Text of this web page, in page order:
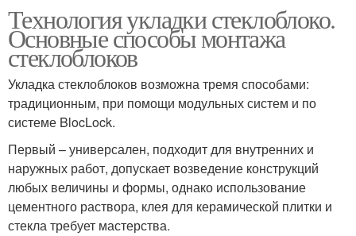
Технология укладки стеклоблоко.
Основные способы монтажа
стеклоблоков
Укладка стеклоблоков возможна тремя способами:
традиционным, при помощи модульных систем и по
системе BlocLock.
Первый – универсален, подходит для внутренних и
наружных работ, допускает возведение конструкций
любых величины и формы, однако использование
цементного раствора, клея для керамической плитки и
стекла требует мастерства.